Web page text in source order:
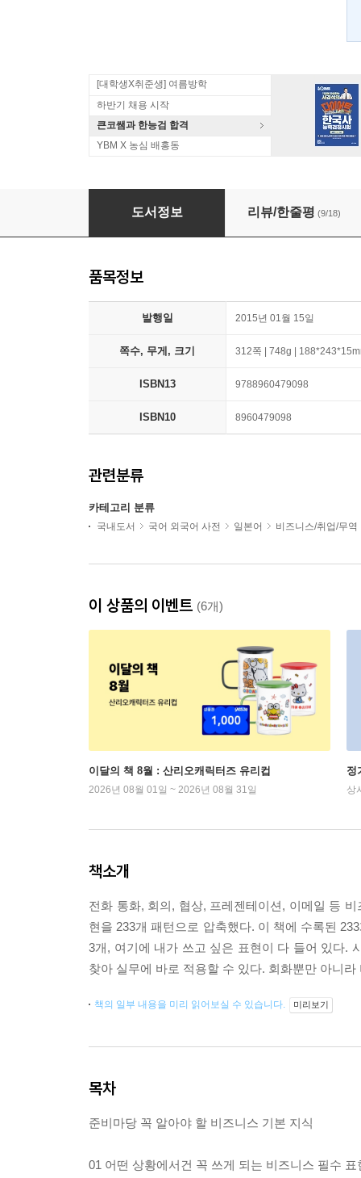
[대학생X취준생] 여름방학
하반기 채용 시작
큰코쌤과 한능검 합격
YBM X 농심 배홍동
비즈니스 일본어회화&이메일 핵심패턴 233
도서정보 리뷰/한줄평 (9/18)
품목정보
발행일 2015년 01월 15일
쪽수, 무게, 크기 312쪽 | 748g |
ISBN13 9788960479098
ISBN10 8960479098
관련분류
카테고리 분류
국내도서 국어 외국어 사전 일본어 비즈니스/취업/무역
이 상품의 이벤트 (6개)
이달의 책 8월 : 산리오캐릭터즈 유리컵
2026년 08월 01일 ~ 2026년 08월 31일
정
상
책소개
전화 통화, 회의, 협상, 프레젠테이션, 이메일 등
현을 233개 패턴으로 압축했다. 이 책에 수록된
3개, 여기에 내가 쓰고 싶은 표현이 다 들어 있다.
찾아 실무에 바로 적용할 수 있다. 회화뿐만 아니
책의 일부 내용을 미리 읽어보실 수 있습니다. 미리보기
목차
준비마당 꼭 알아야 할 비즈니스 기본 지식
01 어떤 상황에서건 꼭 쓰게 되는 비즈니스 필수 표